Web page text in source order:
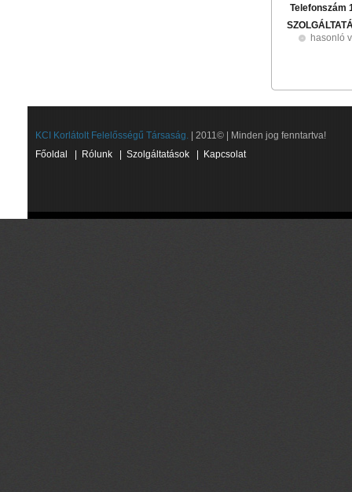
Telefonszám
hasonló
KCI Korlátolt Felelősségű Társaság. | 2011© | Minden jog fenntartva!
Főoldal
Rólunk Szolgáltatások Kapcsolat